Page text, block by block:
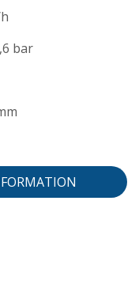
bar